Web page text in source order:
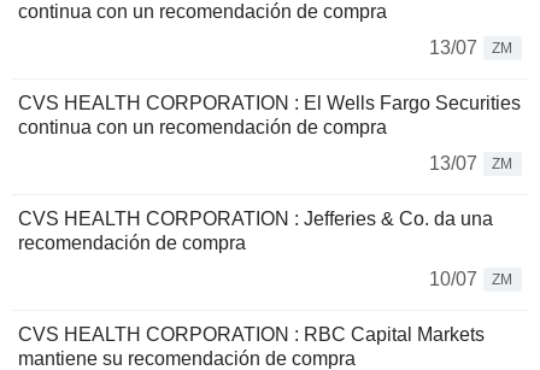
continua con un recomendación de compra
13/07
ZM
CVS HEALTH CORPORATION : El Wells Fargo Securities
continua con un recomendación de compra
13/07
ZM
CVS HEALTH CORPORATION : Jefferies & Co. da una
recomendación de compra
10/07
ZM
CVS HEALTH CORPORATION : RBC Capital Markets
mantiene su recomendación de compra